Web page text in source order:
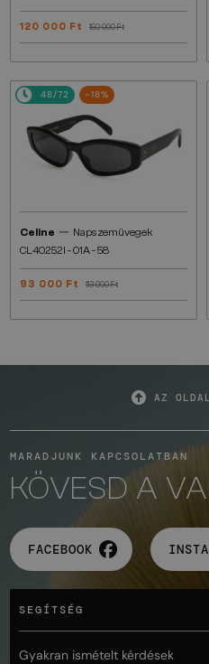
120 000 Ft 150 000 Ft
48/72 -18%
Celine — Napszemüvegek
CL40252I - 01A - 58
93 000 Ft 113 000 Ft
AZ
MARADJUNK KAPCSOLATBAN
KÖVESD A
FACEBOOK
SEGÍTSÉG
Gyakran ismételt kérdések